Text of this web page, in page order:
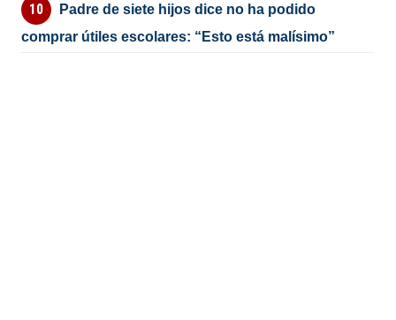
Padre de siete hijos dice no ha podido
comprar útiles escolares: “Esto está malísimo”